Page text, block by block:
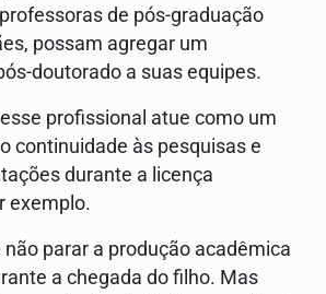
de pós-graduação
possam agregar um
doutorado a suas equipes.
profissional atue como um
continuidade às pesquisas e
durante a licença
exemplo.
não parar a produção acadêmica
a chegada do filho. Mas